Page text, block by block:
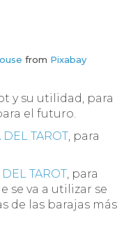
from Pixabay
y su utilidad, para
el futuro.
DEL TAROT, para
TAROT, para
se va a utilizar se
de las barajas más